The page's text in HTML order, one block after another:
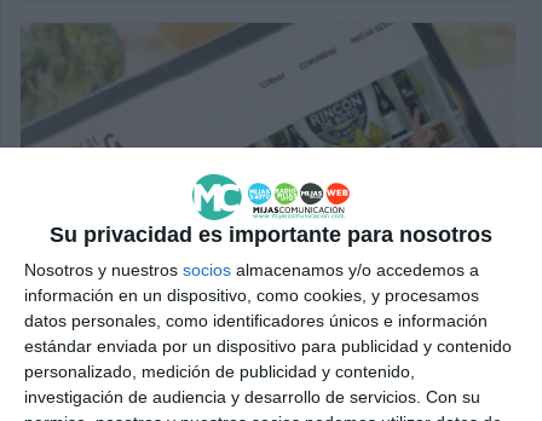
Su privacidad es importante para nosotros
Nosotros y nuestros socios almacenamos y/o accedemos a
información en un dispositivo, como cookies, y procesamos
datos personales, como identificadores únicos e información
estándar enviada por un dispositivo para publicidad y contenido
personalizado, medición de publicidad y contenido,
investigación de audiencia y desarrollo de servicios. Con su